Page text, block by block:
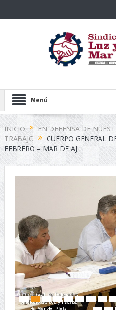
Menú
INICIO
EN DEFENSA DE
TRABAJO
CUERPO GENERAL
FEBRERO – MAR DE AJ